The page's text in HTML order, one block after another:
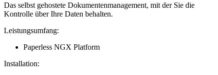
Das selbst gehostete Dokumentenmanagement, mit der Sie die
Kontrolle über Ihre Daten behalten.
Leistungsumfang:
Paperless NGX Platform
Installation: